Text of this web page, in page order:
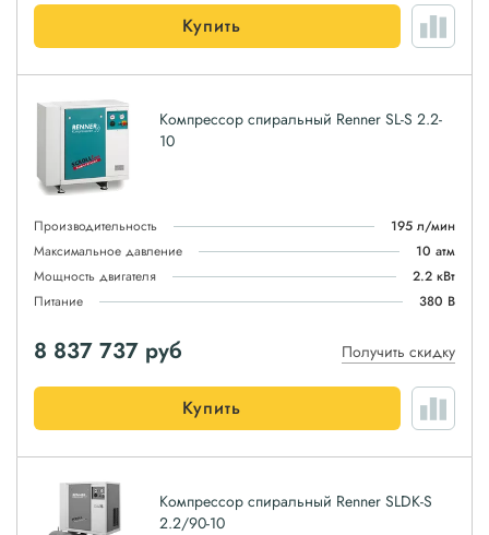
Купить
Компрессор спиральный Renner SL-S 2.2-
10
Производительность
195 л/мин
Максимальное давление
10 атм
Мощность двигателя
2.2 кВт
Питание
380 В
8 837 737 руб Получить скидку
Купить
Компрессор спиральный Renner SLDK-S
2.2/90-10